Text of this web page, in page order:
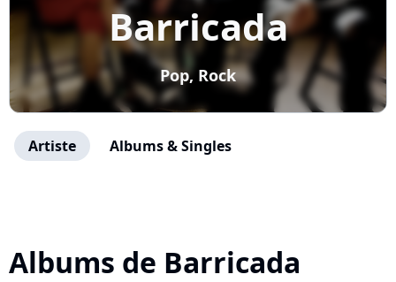
Barricada
Pop, Rock
Artiste Albums & Singles
Albums de Barricada